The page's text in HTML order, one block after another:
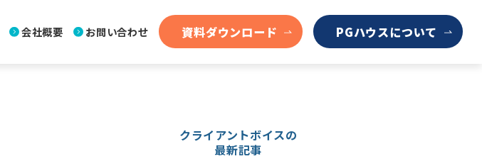
会社概要 お問い合わせ 資料ダウンロード PGハウスについて
クライアントボイスの
最新記事